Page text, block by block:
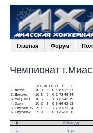
Главная Форум
Чемпионат
И В ВО ПО П
О
1.
Лотор 10 9 0 0 1 87-22 27
2.
Динамо 10 8 0 0 2 72-46 24
3. УРЦ ЯМЗ 10 6 0 1 3 67-43 19
4. Заря 10 3 2 0 5 66-62 13
5. Спутник 95 9 1 0 1 7 37-71
4
6. Спутник-2 9 0 0 0 9 26-111 0
# Команда
1
Заря